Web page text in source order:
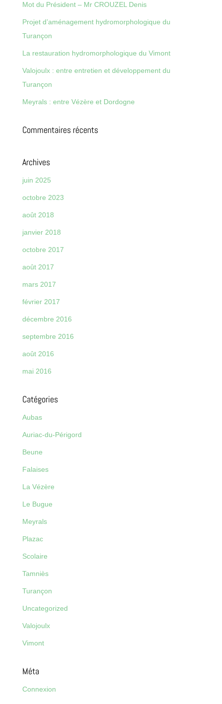
Mot du Président – Mr CROUZEL Denis
Projet d’aménagement hydromorphologique du
Turançon
La restauration hydromorphologique du Vimont
Valojoulx : entre entretien et développement du
Turançon
Meyrals : entre Vézère et Dordogne
Commentaires récents
Archives
juin 2025
octobre 2023
août 2018
janvier 2018
octobre 2017
août 2017
mars 2017
février 2017
décembre 2016
septembre 2016
août 2016
mai 2016
Catégories
Aubas
Auriac-du-Périgord
Beune
Falaises
La Vézère
Le Bugue
Meyrals
Plazac
Scolaire
Tamniès
Turançon
Uncategorized
Valojoulx
Vimont
Méta
Connexion